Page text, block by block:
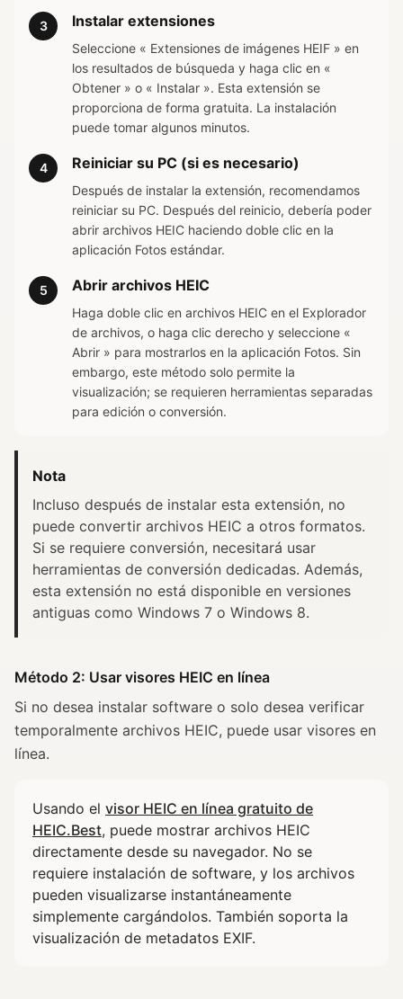
3 Instalar extensiones
Seleccione « Extensiones de imágenes HEIF » en
los resultados de búsqueda y haga clic en «
Obtener » o « Instalar ». Esta extensión se
proporciona de forma gratuita. La instalación
puede tomar algunos minutos.
4 Reiniciar su PC (si es necesario)
Después de instalar la extensión, recomendamos
reiniciar su PC. Después del reinicio, debería poder
abrir archivos HEIC haciendo doble clic en la
aplicación Fotos estándar.
5 Abrir archivos HEIC
Haga doble clic en archivos HEIC en el Explorador
de archivos, o haga clic derecho y seleccione «
Abrir » para mostrarlos en la aplicación Fotos. Sin
embargo, este método solo permite la
visualización; se requieren herramientas separadas
para edición o conversión.
Nota
Incluso después de instalar esta extensión, no
puede convertir archivos HEIC a otros formatos.
Si se requiere conversión, necesitará usar
herramientas de conversión dedicadas. Además,
esta extensión no está disponible en versiones
antiguas como Windows 7 o Windows 8.
Método 2: Usar visores HEIC en línea
Si no desea instalar software o solo desea verificar
temporalmente archivos HEIC, puede usar visores en
línea.
Usando el visor HEIC en línea gratuito de
HEIC.Best, puede mostrar archivos HEIC
directamente desde su navegador. No se
requiere instalación de software, y los archivos
pueden visualizarse instantáneamente
simplemente cargándolos. También soporta la
visualización de metadatos EXIF.